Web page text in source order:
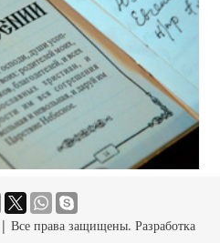
права защищены. Разработка